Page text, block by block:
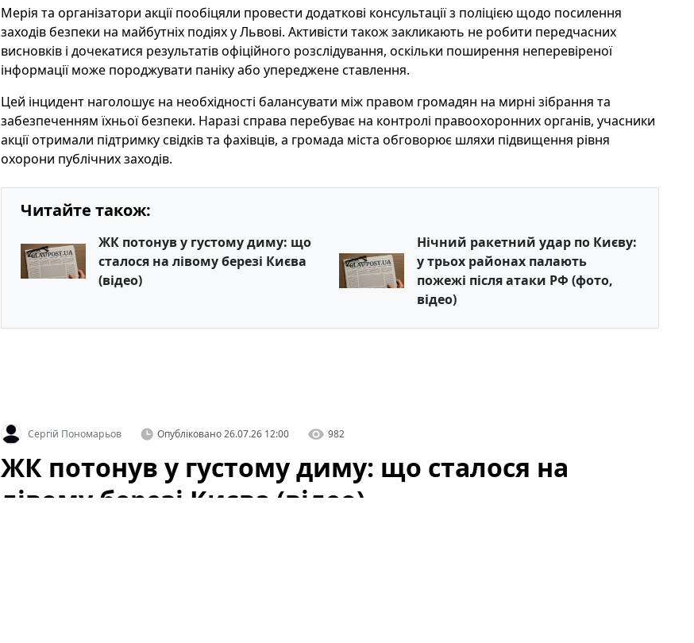
Мерія та організатори акції пообіцяли провести додаткові консультації з поліцією щодо посилення
заходів безпеки на майбутніх подіях у Львові. Активісти також закликають не робити передчасних
висновків і дочекатися результатів офіційного розслідування, оскільки поширення неперевіреної
інформації може породжувати паніку або упереджене ставлення.
Цей інцидент наголошує на необхідності балансувати між правом громадян на мирні зібрання та
забезпеченням їхньої безпеки. Наразі справа перебуває на контролі правоохоронних органів, учасники
акції отримали підтримку свідків та фахівців, а громада міста обговорює шляхи підвищення рівня
охорони публічних заходів.
Читайте також:
ЖК потонув у густому диму: що
сталося на лівому березі Києва
(відео)
Нічний ракетний удар по Києву:
у трьох районах палають
пожежі після атаки РФ (фото,
відео)
Сергій Пономарьов Опубліковано26.07.26 12:00 982
ЖК потонув у густому диму: що сталося на
лівому березі Києва (відео)